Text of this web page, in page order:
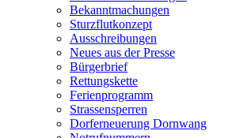
Bekanntmachungen
Sturzflutkonzept
Ausschreibungen
Neues aus der Presse
Bürgerbrief
Rettungskette
Ferienprogramm
Strassensperren
Dorferneuerung Dornwang